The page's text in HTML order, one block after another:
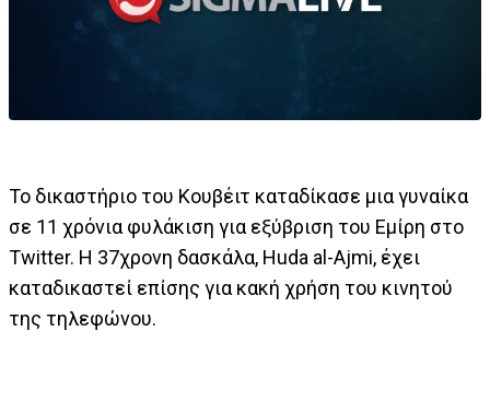
Το δικαστήριο του Κουβέιτ καταδίκασε μια γυναίκα
σε 11 χρόνια φυλάκιση για εξύβριση του Eμίρη στο
Τwitter. Η 37χρονη δασκάλα, Huda al-Ajmi, έχει
καταδικαστεί επίσης για κακή χρήση του κινητού
της τηλεφώνου.